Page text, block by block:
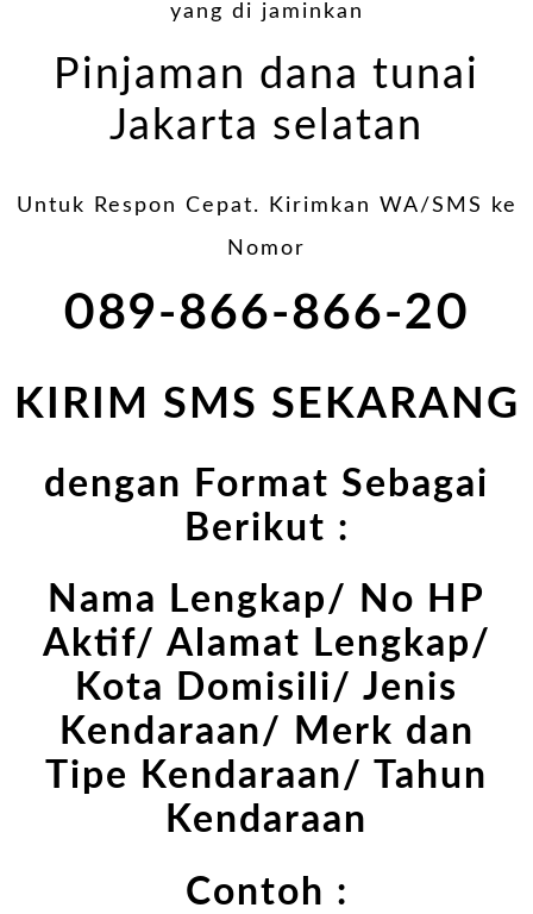
yang di jaminkan
Pinjaman dana tunai
Jakarta selatan
Untuk Respon Cepat. Kirimkan WA/SMS ke
Nomor
089-866-866-20
KIRIM SMS SEKARANG
dengan Format Sebagai
Berikut :
Nama Lengkap/ No HP
Aktif/ Alamat Lengkap/
Kota Domisili/ Jenis
Kendaraan/ Merk dan
Tipe Kendaraan/ Tahun
Kendaraan
Contoh :